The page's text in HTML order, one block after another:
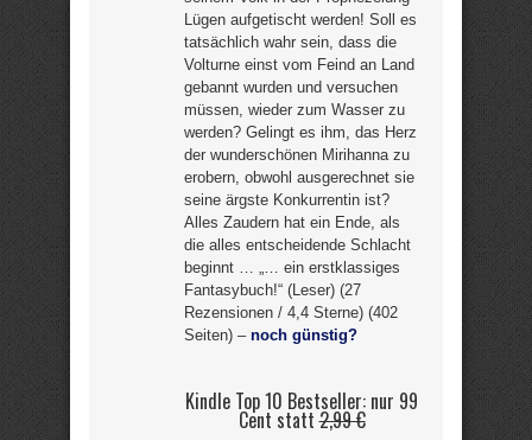
Lügen aufgetischt werden! Soll es
tatsächlich wahr sein, dass die
Volturne einst vom Feind an Land
gebannt wurden und versuchen
müssen, wieder zum Wasser zu
werden? Gelingt es ihm, das Herz
der wunderschönen Mirihanna zu
erobern, obwohl ausgerechnet sie
seine ärgste Konkurrentin ist?
Alles Zaudern hat ein Ende, als
die alles entscheidende Schlacht
beginnt … „… ein erstklassiges
Fantasybuch!“ (Leser) (27
Rezensionen / 4,4 Sterne) (402
Seiten) – noch günstig?
Kindle Top 10 Bestseller: nur 99
Cent statt2,99 €